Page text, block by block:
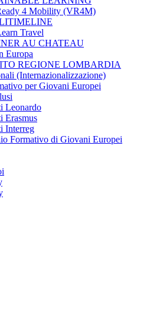
4 Mobility (VR4M)
Travel
AU CHATEAU
Europa
REGIONE LOMBARDIA
(Internazionalizzazione)
per Giovani Europei
Leonardo
Erasmus
Interreg
Formativo di Giovani Europei